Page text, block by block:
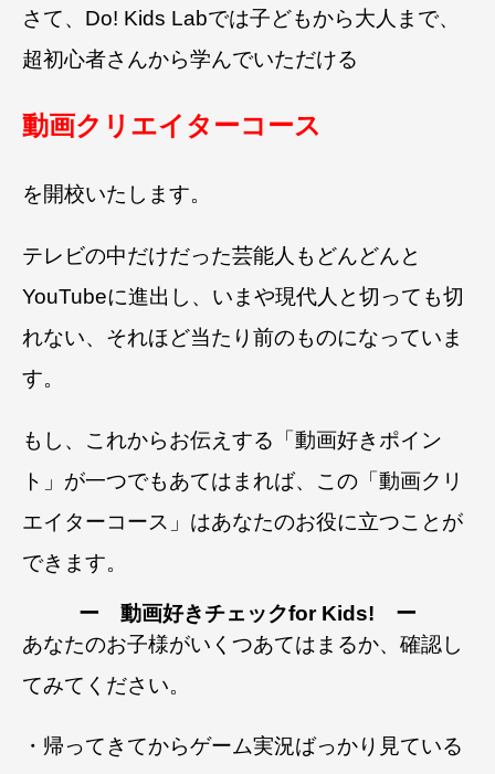
さて、Do! Kids Labでは子どもから大人まで、
超初心者さんから学んでいただける
動画クリエイターコース
を開校いたします。
テレビの中だけだった芸能人もどんどんと
YouTubeに進出し、いまや現代人と切っても切
れない、それほど当たり前のものになっていま
す。
もし、これからお伝えする「動画好きポイン
ト」が一つでもあてはまれば、この「動画クリ
エイターコース」はあなたのお役に立つことが
できます。
ー 動画好きチェックfor Kids! ー
あなたのお子様がいくつあてはまるか、確認し
てみてください。
・帰ってきてからゲーム実況ばっかり見ている